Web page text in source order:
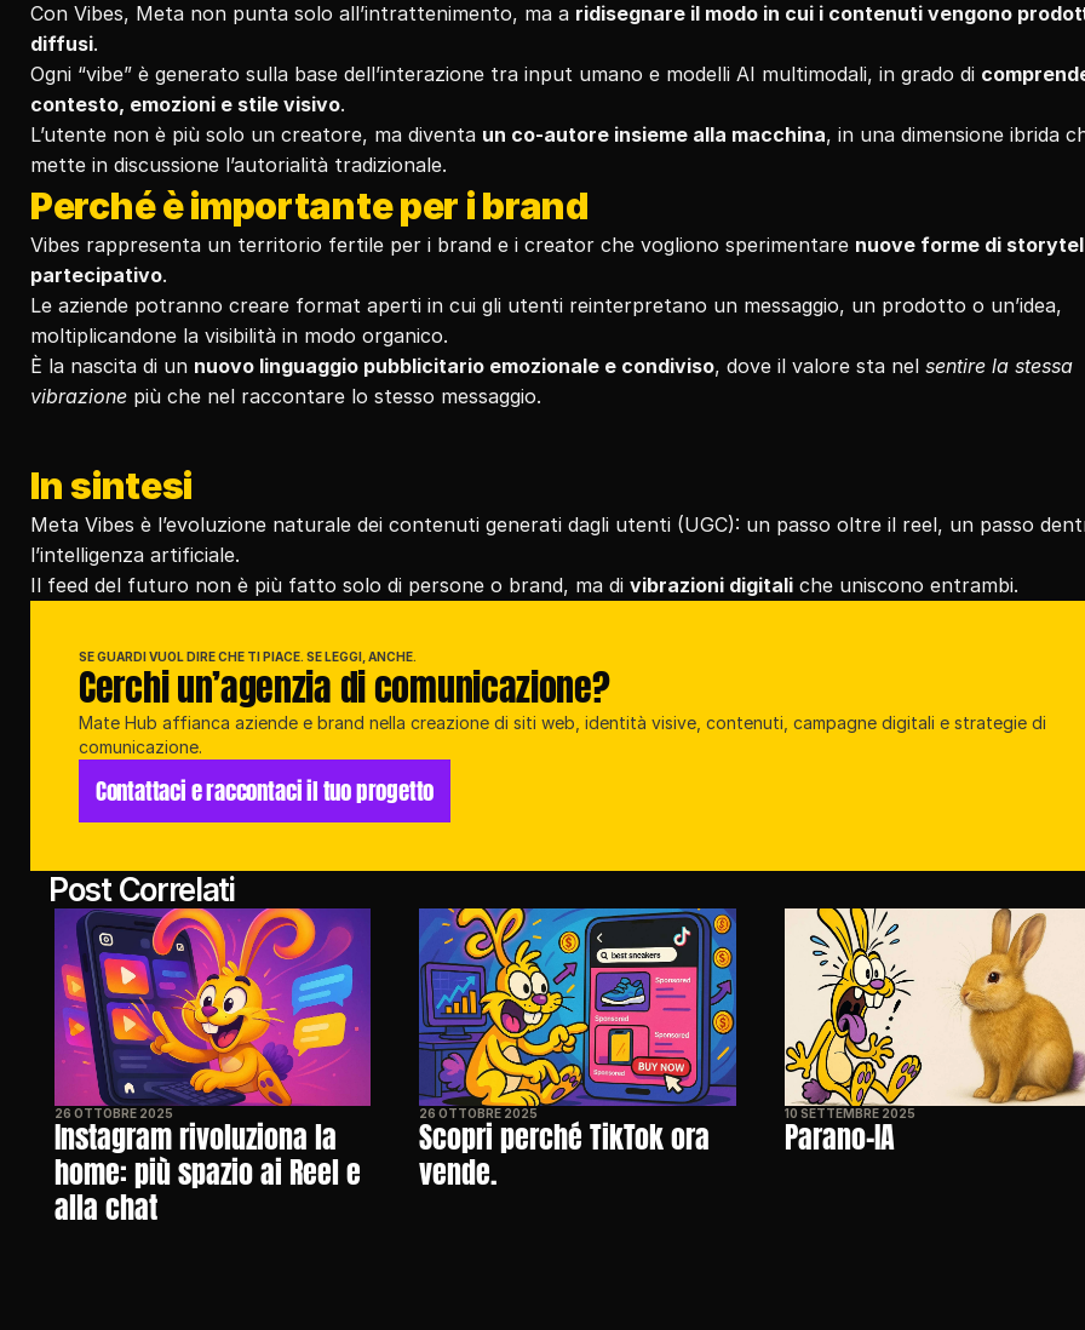
Con Vibes, Meta non punta solo all’intrattenimento, ma a ridisegnare il modo in cui i contenuti vengono
diffusi.
Ogni “vibe” è generato sulla base dell’interazione tra input umano e modelli AI multimodali, in grado di
contesto, emozioni e stile visivo.
L’utente non è più solo un creatore, ma diventa un co-autore insieme alla macchina, in una dimensione ibrida
mette in discussione l’autorialità tradizionale.
Perché è importante per i brand
Vibes rappresenta un territorio fertile per i brand e i creator che vogliono sperimentare nuove forme di
partecipativo.
Le aziende potranno creare format aperti in cui gli utenti reinterpretano un messaggio, un prodotto o un’idea,
moltiplicandone la visibilità in modo organico.
È la nascita di un nuovo linguaggio pubblicitario emozionale e condiviso, dove il valore sta nel sentire la stessa
vibrazione più che nel raccontare lo stesso messaggio.
In sintesi
Meta Vibes è l’evoluzione naturale dei contenuti generati dagli utenti (UGC): un passo oltre il reel, un passo
l’intelligenza artificiale.
Il feed del futuro non è più fatto solo di persone o brand, ma di vibrazioni digitali che uniscono entrambi.
SE GUARDI VUOL DIRE CHE TI PIACE. SE LEGGI, ANCHE.
Cerchi un’agenzia di comunicazione?
Mate Hub affianca aziende e brand nella creazione di siti web, identità visive, contenuti, campagne digitali e strategie di
comunicazione.
Contattaci e raccontaci il tuo progetto
Post Correlati
26 OTTOBRE 2025
Instagram rivoluziona la
home: più spazio ai Reel e
alla chat
26 OTTOBRE 2025
Scopri perché TikTok ora
vende.
10 SETTEMBRE 2025
Parano-IA